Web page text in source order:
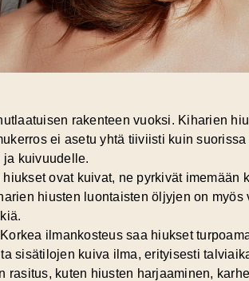
rakenteen vuoksi. Kiharien
ei asetu yhtä tiiviisti kuin
kuivuudelle.
ovat kuivat, ne pyrkivät imemään
hiusten luontaisten öljyjen on myös
ilmankosteus saa hiukset
sisätilojen kuiva ilma, erityisesti
kuten hiusten harjaaminen,